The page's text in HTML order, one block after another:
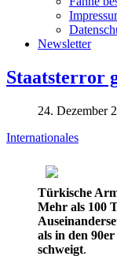
Newsletter
Staatsterror
24. Dezember
Internationales
Türkische
Mehr als 100
als in den
schweigt.